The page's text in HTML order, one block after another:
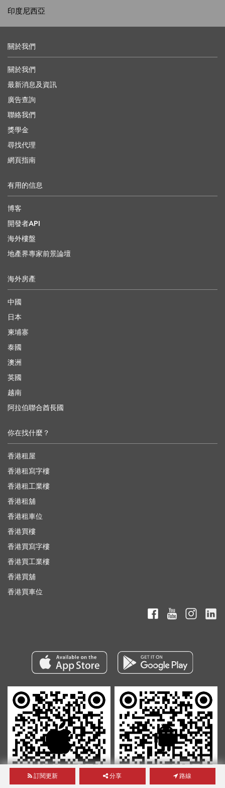
訂閱更新 分享 路線
印度尼西亞
關於我們
關於我們
最新消息及資訊
廣告查詢
聯絡我們
獎學金
尋找代理
網頁指南
有用的信息
博客
開發者API
海外樓盤
地產界專家前景論壇
海外房產
中國
日本
柬埔寨
泰國
澳洲
英國
越南
阿拉伯聯合酋長國
你在找什麼？
香港租屋
香港租寫字樓
香港租工業樓
香港租舖
香港租車位
香港買樓
香港買寫字樓
香港買工業樓
香港買舖
香港買車位